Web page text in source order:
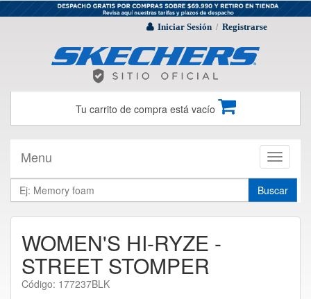
Iniciar Sesión / Registrarse
Tu carrito de compra está vacío
Toggle
Menu
Buscar
WOMEN'S HI-RYZE -
STREET STOMPER
Código: 177237BLK